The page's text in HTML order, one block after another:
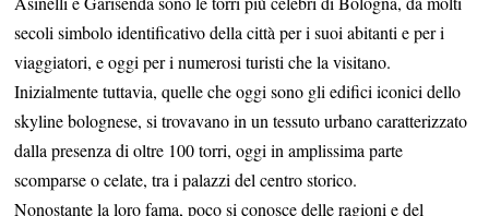
secoli simbolo identificativo della città per i suoi abitanti e per i
viaggiatori, e oggi per i numerosi turisti che la visitano.
Inizialmente tuttavia, quelle che oggi sono gli edifici iconici dello
skyline bolognese, si trovavano in un tessuto urbano caratterizzato
dalla presenza di oltre 100 torri, oggi in amplissima parte
scomparse o celate, tra i palazzi del centro storico.
Nonostante la loro fama, poco si conosce delle ragioni e del